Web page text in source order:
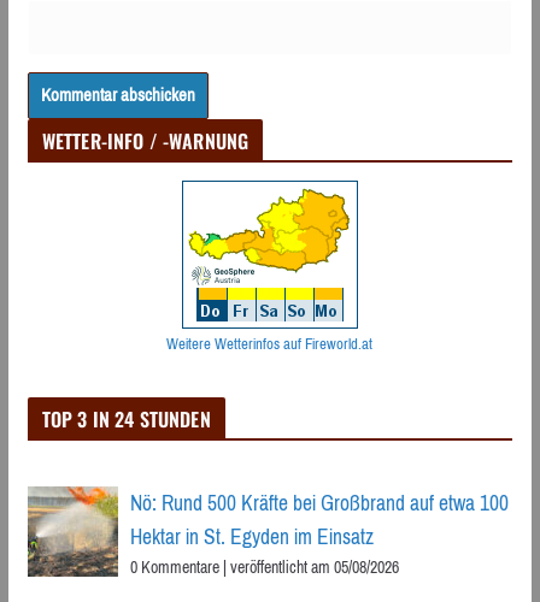
WETTER-INFO / -WARNUNG
Weitere Wetterinfos auf Fireworld.at
TOP 3 IN 24 STUNDEN
Nö: Rund 500 Kräfte bei Großbrand auf etwa 100
Hektar in St. Egyden im Einsatz
0 Kommentare|veröffentlicht am 05/08/2026